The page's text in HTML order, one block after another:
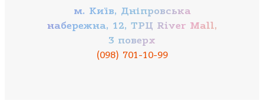
м. Київ, Дніпровська
набережна, 12, ТРЦ River Mall,
3 поверх
(098) 701-10-99